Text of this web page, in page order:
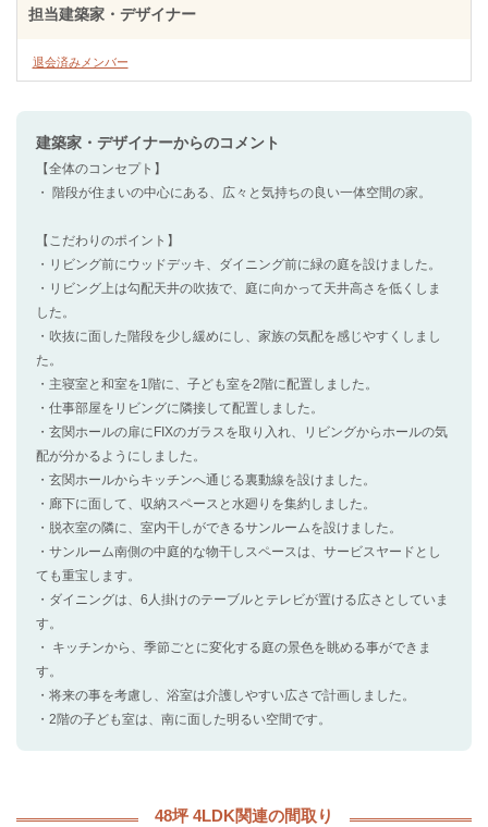
担当建築家・デザイナー
退会済みメンバー
建築家・デザイナーからのコメント
【全体のコンセプト】
・ 階段が住まいの中心にある、広々と気持ちの良い一体空間の家。
【こだわりのポイント】
・リビング前にウッドデッキ、ダイニング前に緑の庭を設けました。
・リビング上は勾配天井の吹抜で、庭に向かって天井高さを低くしま
した。
・吹抜に面した階段を少し緩めにし、家族の気配を感じやすくしまし
た。
・主寝室と和室を1階に、子ども室を2階に配置しました。
・仕事部屋をリビングに隣接して配置しました。
・玄関ホールの扉にFIXのガラスを取り入れ、リビングからホールの気
配が分かるようにしました。
・玄関ホールからキッチンへ通じる裏動線を設けました。
・廊下に面して、収納スペースと水廻りを集約しました。
・脱衣室の隣に、室内干しができるサンルームを設けました。
・サンルーム南側の中庭的な物干しスペースは、サービスヤードとし
ても重宝します。
・ダイニングは、6人掛けのテーブルとテレビが置ける広さとしていま
す。
・ キッチンから、季節ごとに変化する庭の景色を眺める事ができま
す。
・将来の事を考慮し、浴室は介護しやすい広さで計画しました。
・2階の子ども室は、南に面した明るい空間です。
48坪 4LDK関連の間取り